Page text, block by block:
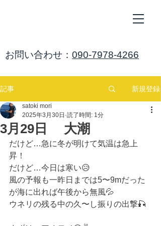
​お問い合わせ： 090-7978-4266
記事 新規登録
3月29日 大潮
satoki mori
2025年3月30日 読了時間: 1分
だけど…急に冬が明けて気温は急上
昇！
だけど…今日は寒い😥
風の予報も一昨日までは5〜9mだった
が海に出れば午後から無風💦
ウネリの残る中の久〜し振りの出撃🎣